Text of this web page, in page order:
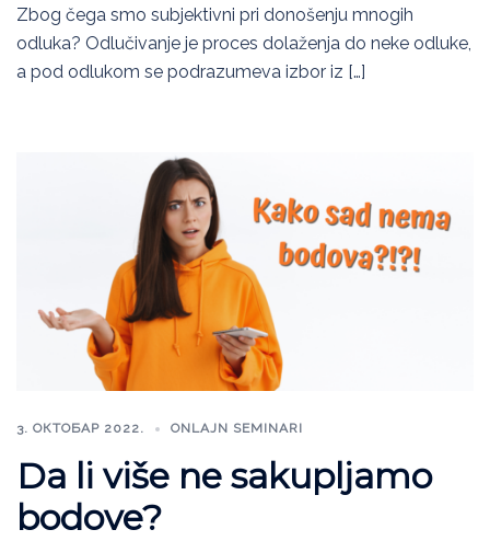
Zbog čega smo subjektivni pri donošenju mnogih
odluka? Odlučivanje je proces dolaženja do neke odluke,
a pod odlukom se podrazumeva izbor iz […]
3. ОКТОБАР 2022. ONLAJN SEMINARI
Da li više ne sakupljamo
bodove?